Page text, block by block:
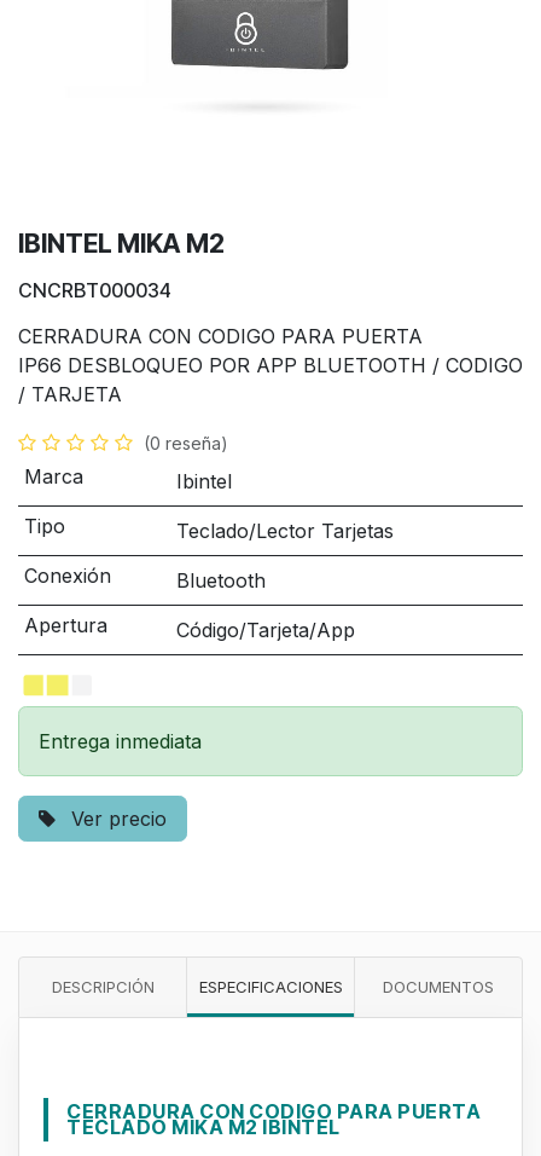
IBINTEL MIKA M2
CNCRBT000034
CERRADURA CON CODIGO PARA PUERTA
IP66 DESBLOQUEO POR APP BLUETOOTH / CODIGO
/ TARJETA
(0 reseña)
Marca
Ibintel
Tipo
Teclado/Lector Tarjetas
Conexión
Bluetooth
Apertura
Código/Tarjeta/App
Entrega inmediata
Ver precio
DESCRIPCIÓN ESPECIFICACIONES DOCUMENTOS
CERRADURA CON CODIGO PARA PUERTA
TECLADO MIKA M2 IBINTEL